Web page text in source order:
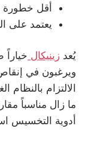
أقل خطورة
يعتمد على
يُعد زينيكال خياراً
ويرغبون في
ما زال مناسباً
أدوية التخسيس